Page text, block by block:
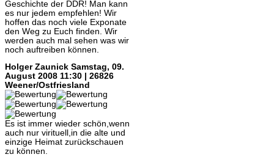
Geschichte der DDR! Man kann
es nur jedem empfehlen! Wir
hoffen das noch viele Exponate
den Weg zu Euch finden. Wir
werden auch mal sehen was wir
noch auftreiben können.
Holger Zaunick Samstag, 09.
August 2008 11:30 | 26826
Weener/Ostfriesland
Es ist immer wieder schön,wenn
auch nur virituell,in die alte und
einzige Heimat zurückschauen
zu können.